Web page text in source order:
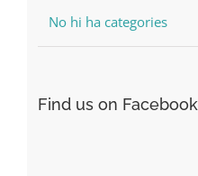
No hi ha categories
Find us on Facebook